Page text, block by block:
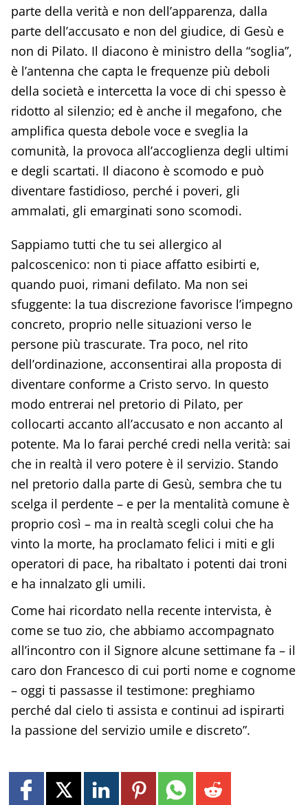
parte della verità e non dell’apparenza, dalla
parte dell’accusato e non del giudice, di Gesù e
non di Pilato. Il diacono è ministro della “soglia”,
è l’antenna che capta le frequenze più deboli
della società e intercetta la voce di chi spesso è
ridotto al silenzio; ed è anche il megafono, che
amplifica questa debole voce e sveglia la
comunità, la provoca all’accoglienza degli ultimi
e degli scartati. Il diacono è scomodo e può
diventare fastidioso, perché i poveri, gli
ammalati, gli emarginati sono scomodi.
Sappiamo tutti che tu sei allergico al
palcoscenico: non ti piace affatto esibirti e,
quando puoi, rimani defilato. Ma non sei
sfuggente: la tua discrezione favorisce l’impegno
concreto, proprio nelle situazioni verso le
persone più trascurate. Tra poco, nel rito
dell’ordinazione, acconsentirai alla proposta di
diventare conforme a Cristo servo. In questo
modo entrerai nel pretorio di Pilato, per
collocarti accanto all’accusato e non accanto al
potente. Ma lo farai perché credi nella verità: sai
che in realtà il vero potere è il servizio. Stando
nel pretorio dalla parte di Gesù, sembra che tu
scelga il perdente – e per la mentalità comune è
proprio così – ma in realtà scegli colui che ha
vinto la morte, ha proclamato felici i miti e gli
operatori di pace, ha ribaltato i potenti dai troni
e ha innalzato gli umili.
Come hai ricordato nella recente intervista, è
come se tuo zio, che abbiamo accompagnato
all’incontro con il Signore alcune settimane fa – il
caro don Francesco di cui porti nome e cognome
– oggi ti passasse il testimone: preghiamo
perché dal cielo ti assista e continui ad ispirarti
la passione del servizio umile e discreto”.